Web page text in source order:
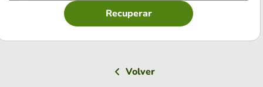
Recuperar
Volver